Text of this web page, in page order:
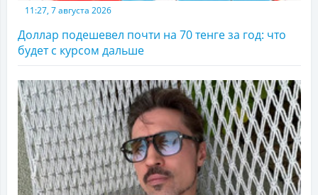
11:27, 7 августа 2026
Доллар подешевел почти на 70 тенге за год: что
будет с курсом дальше